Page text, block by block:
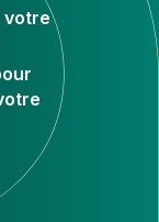
votre